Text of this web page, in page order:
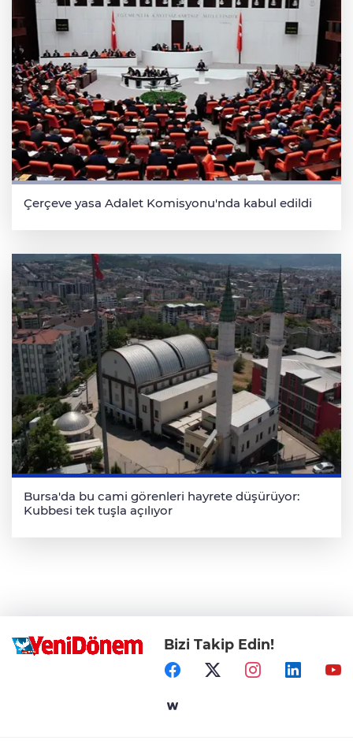
Çerçeve yasa Adalet Komisyonu'nda kabul edildi
Bursa'da bu cami görenleri hayrete düşürüyor:
Kubbesi tek tuşla açılıyor
Bizi Takip Edin!